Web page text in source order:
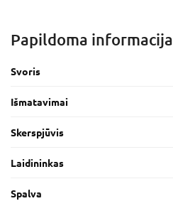
Papildoma informacija
Svoris
Išmatavimai
Skerspjūvis
Laidininkas
Spalva